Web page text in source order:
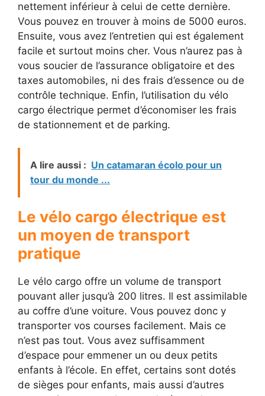
nettement inférieur à celui de cette dernière.
Vous pouvez en trouver à moins de 5000 euros.
Ensuite, vous avez l’entretien qui est également
facile et surtout moins cher. Vous n’aurez pas à
vous soucier de l’assurance obligatoire et des
taxes automobiles, ni des frais d’essence ou de
contrôle technique. Enfin, l’utilisation du vélo
cargo électrique permet d’économiser les frais
de stationnement et de parking.
A lire aussi : Un catamaran écolo pour un
tour du monde ...
Le vélo cargo électrique est
un moyen de transport
pratique
Le vélo cargo offre un volume de transport
pouvant aller jusqu’à 200 litres. Il est assimilable
au coffre d’une voiture. Vous pouvez donc y
transporter vos courses facilement. Mais ce
n’est pas tout. Vous avez suffisamment
d’espace pour emmener un ou deux petits
enfants à l’école. En effet, certains sont dotés
de sièges pour enfants, mais aussi d’autres